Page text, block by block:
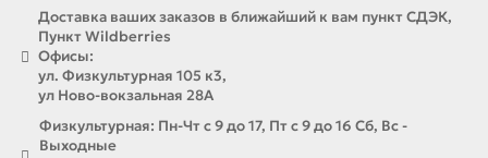
Доставка ваших заказов в ближайший к вам пункт СДЭК,
Пункт Wildberries
Офисы:
ул. Физкультурная 105 к3,
ул Ново-вокзальная 28А
Физкультурная: Пн-Чт с 9 до 17, Пт с 9 до 16 Сб, Вс -
Выходные